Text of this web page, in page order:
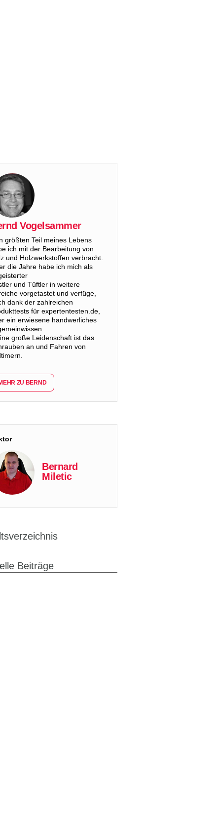
Vogelsammer
größten Teil meines Lebens
ich mit der Bearbeitung von
und Holzwerkstoffen verbracht.
die Jahre habe ich mich als
und Tüftler in weitere
vorgetastet und verfüge,
dank der zahlreichen
für expertentesten.de,
ein erwiesene handwerliches
große Leidenschaft ist das
an und Fahren von
ZU BERND
Bernard
Miletic
Beiträge